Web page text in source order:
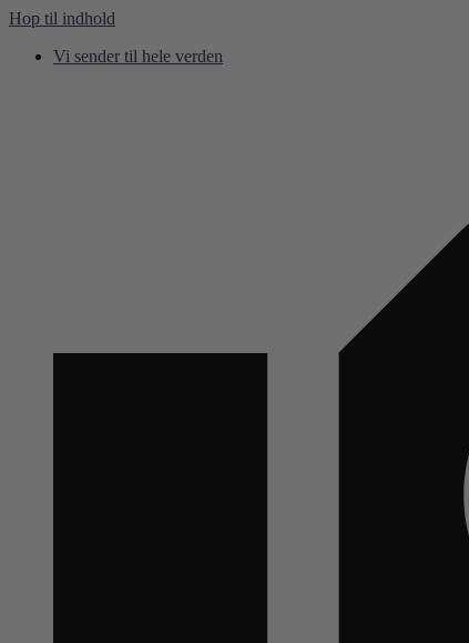
Hop til indhold
Vi sender til hele verden